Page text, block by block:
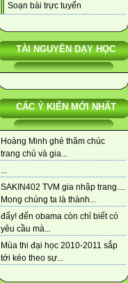
Soạn bài trực tuyến
TÀI NGUYÊN DẠY HỌC
CÁC Ý KIẾN MỚI NHẤT
Hoàng Minh ghé thăm chúc
trang chủ và gia...
...
SAKIN402 TVM gia nhập trang....
Mong chúng ta là thành...
đấy! đến obama còn chỉ biết có
yêu cầu mà...
Mùa thi đại học 2010-2011 sắp
tới kéo theo sự...